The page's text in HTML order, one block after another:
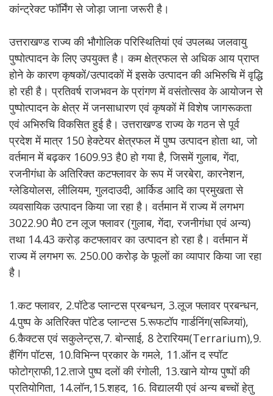
कांन्ट्रेक्ट फॉर्मिंग से जोड़ा जाना जरूरी है।
उत्तराखण्ड राज्य की भौगोलिक परिस्थितियां एवं उपलब्ध जलवायु
पुष्पोत्पादन के लिए उपयुक्त है। कम क्षेत्रफल से अधिक आय प्राप्त
होने के कारण कृषकों/उत्पादकों में इसके उत्पादन की अभिरुचि में वृद्धि
हो रही है। प्रतिवर्ष राजभवन के प्रांगण में वसंतोत्सव के आयोजन से
पुष्पोत्पादन के क्षेत्र में जनसाधारण एवं कृषकों में विशेष जागरूकता
एवं अभिरुचि विकसित हुई है। उत्तराखण्ड राज्य के गठन से पूर्व
प्रदेश में मात्र 150 हेक्टेयर क्षेत्रफल में पुष्प उत्पादन होता था, जो
वर्तमान में बढ़कर 1609.93 है0 हो गया है, जिसमें गुलाब, गेंदा,
रजनीगंधा के अतिरिक्त कटफ्लावर के रूप में जरबेरा, कारनेशन,
ग्लेडियोलस, लीलियम, गुलदाउदी, आर्किड आदि का प्रमुखता से
व्यवसायिक उत्पादन किया जा रहा है। वर्तमान में राज्य में लगभग
3022.90 मै0 टन लूज फ्लावर (गुलाब, गेंदा, रजनीगंधा एवं अन्य)
तथा 14.43 करोड़ कटफ्लावर का उत्पादन हो रहा है। वर्तमान में
राज्य में लगभग रू. 250.00 करोड़ के फूलों का व्यापार किया जा रहा
है।
1.कट फ्लावर, 2.पॉटेड प्लान्टस प्रबन्धन, 3.लूज फ्लावर प्रबन्धन,
4.पुष्प के अतिरिक्त पॉटेड प्लान्टस 5.रूफटॉप गार्डनिंग(सब्जियां),
6.कैक्टस एवं सकुलेन्ट्स,7. बोन्साई, 8 टेरारियम(Terrarium),9.
हैंगिंग पॉटस, 10.विभिन्न प्रकार के गमले, 11.ऑन द स्पॉट
फोटोग्राफी,12.ताजे पुष्प दलों की रंगोली, 13.खाने योग्य पुष्पों की
प्रतियोगिता, 14.लॉन,15.शहद, 16. विद्यालयी एवं अन्य बच्चों हेतु